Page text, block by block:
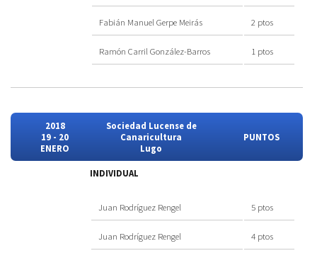
Fabián Manuel Gerpe Meirás 2 ptos
Ramón Carril González-Barros 1 ptos
2018
19 - 20
ENERO
Sociedad Lucense de
Canaricultura
Lugo
PUNTOS
INDIVIDUAL
Juan Rodríguez Rengel 5 ptos
Juan Rodríguez Rengel 4 ptos